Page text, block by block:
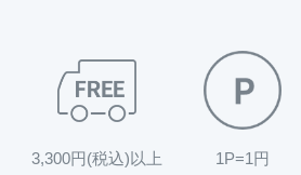
3,300円(税込)以上
1P=1円